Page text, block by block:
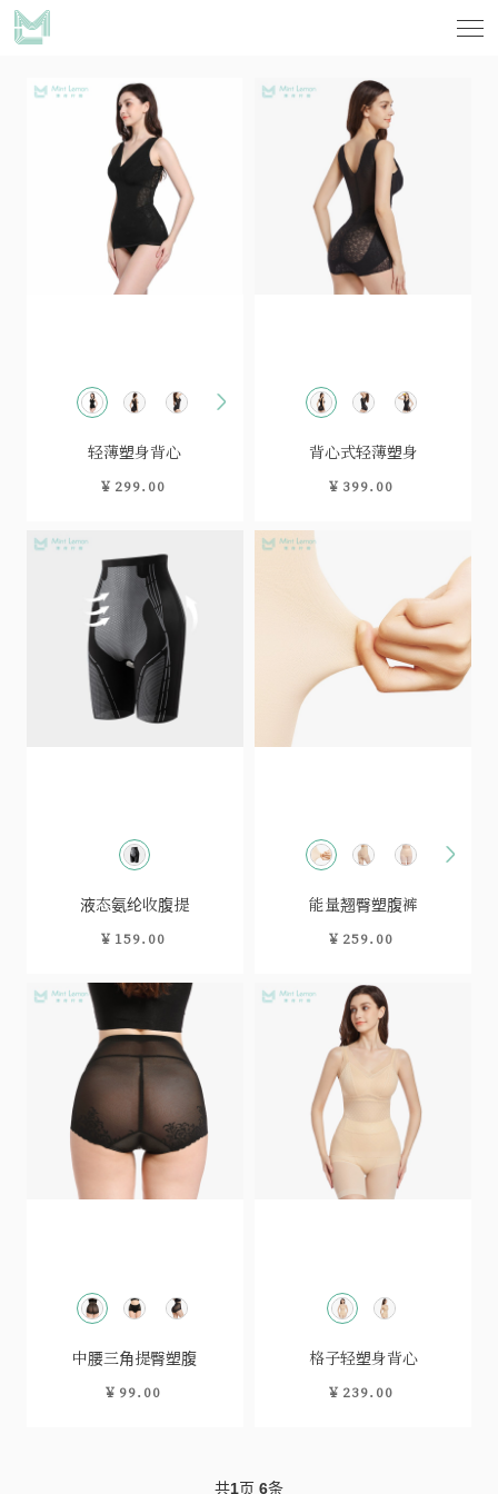
轻薄塑身背心
￥299.00
背心式轻薄塑身
￥399.00
液态氨纶收腹提
￥159.00
能量翘臀塑腹裤
￥259.00
中腰三角提臀塑腹
￥99.00
格子轻塑身背心
￥239.00
共1页 6条
XS